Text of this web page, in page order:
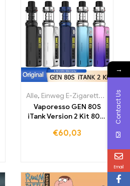
Einweg-E-Zigaretten Litauen,Einweg-
Alle, Einweg E-Zigaretten
Vaporesso GEN 80S
iTank Version 2 Kit 80W
€60,03
→
Contact Us
Email